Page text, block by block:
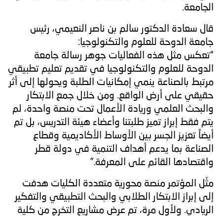
الجامعة.
قال سعادة الدكتور سالم بن ناصر النعيمي، رئيس
جامعة الدوحة للعلوم والتكنولوجيا:
“تعكس مثل هذه الفعاليات جوهر رسالة جامعة
الدوحة للعلوم والتكنولوجيا في تقديم تعليم تطبيقي
مرتبط بالصناعة ينمي إمكانيات الطلبة ويحولها إلى أثر
حقيقي على أرض الواقع. ومن خلال جمع الابتكار
والبحث العلمي وريادة الأعمال تحت منصة واحدة، لم
يتم فقط إبراز تميز طلبتنا وأعضاء هيئة التدريس، بل تم
أيضاً تعزيز الجسر بين الأوساط الأكاديمية وقطاع
الصناعة بما يدعم أهداف التنمية في دولة قطر
واقتصادها القائم على المعرفة.”
مثّل المؤتمر منصة محورية متعددة الكليات هدفت
إلى إبراز الابتكار الطلابي والبحث التطبيقي والتفكير
الريادي. ولأول مرة، تم عرض مشاريع التخرج من كلية